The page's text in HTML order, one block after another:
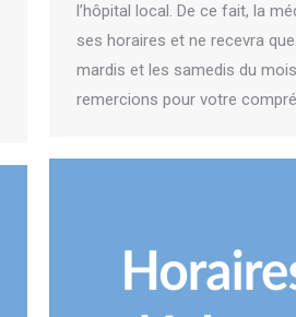
l’hôpital local. De ce fait, la
ses horaires et ne recevra
mardis et les samedis du
remercions pour votre